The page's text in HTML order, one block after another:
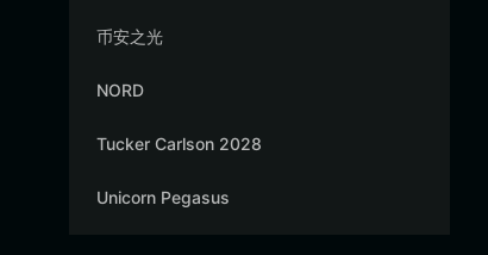
币安之光
NORD
Tucker Carlson 2028
Unicorn Pegasus